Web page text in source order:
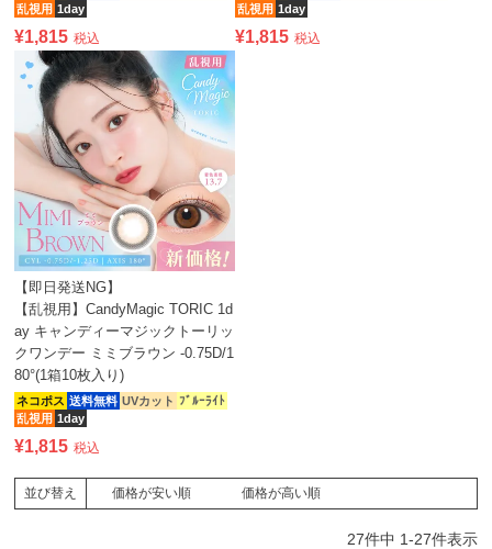
乱視用 1day
¥1,815 税込
乱視用 1day
¥1,815 税込
【即日発送NG】
【乱視用】CandyMagic TORIC 1d
ay キャンディーマジックトーリッ
クワンデー ミミブラウン -0.75D/1
80°(1箱10枚入り)
ネコポス 送料無料 UVカット ﾌﾞﾙｰﾗｲﾄ
乱視用 1day
¥1,815 税込
並び替え 価格が安い順 価格が高い順
27件中 1-27件表示